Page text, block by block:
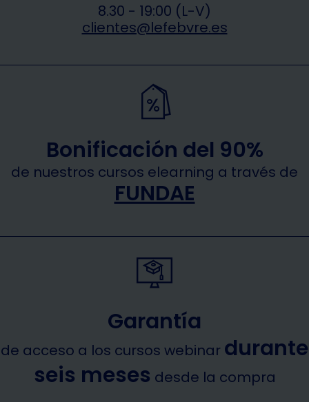
8.30 - 19:00 (L-V)
clientes@lefebvre.es
Bonificación del 90%
de nuestros cursos elearning a través de
FUNDAE
Garantía
de acceso a los cursos webinar durante
seis meses desde la compra